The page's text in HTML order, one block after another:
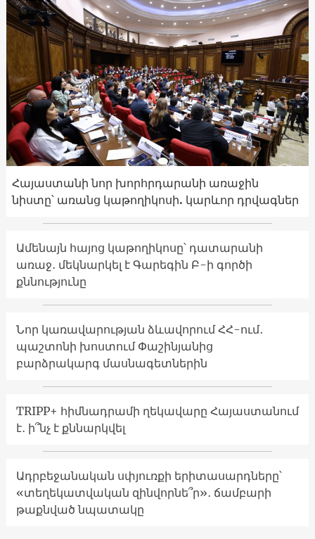
Հայաստանի նոր խորհրդարանի առաջին
նիստը՝ առանց կաթողիկոսի. կարևոր դրվագներ
Ամենայն հայոց կաթողիկոսը՝ դատարանի
առաջ․ մեկնարկել է Գարեգին Բ-ի գործի
քննությունը
Նոր կառավարության ձևավորում ՀՀ-ում․
պաշտոնի խոստում Փաշինյանից
բարձրակարգ մասնագետներին
TRIPP+ հիմնադրամի ղեկավարը Հայաստանում
է․ ի՞նչ է քննարկվել
Ադրբեջանական սփյուռքի երիտասարդները՝
«տեղեկատվական զինվորնե՞ր»․ ճամբարի
թաքնված նպատակը